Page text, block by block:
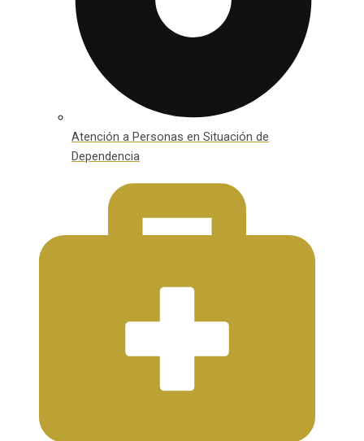
Atención a Personas en Situación de
Dependencia